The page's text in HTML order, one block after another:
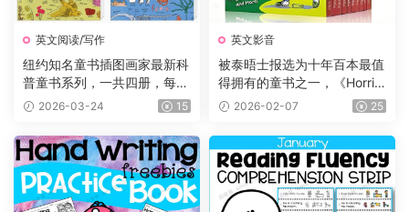
英文阅读/写作
纽约知名童书插图画家最新科
普童书系列，一共四册，每册
225页，自然+海洋+食物+农
有趣，特别适合小朋友们阅
读。
2026-03-24 15
英文影音
被泰晤士报选为十年百本最值
得拥有的童书之一，《Horrid
Henry 》淘气包亨利系列，P
集、电影、练习等
2026-02-07 25